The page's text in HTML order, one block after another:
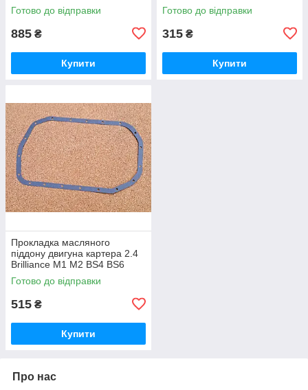
Готово до відправки
885 ₴
Купити
Готово до відправки
315 ₴
Купити
Прокладка масляного
піддону двигуна картера 2.4
Brilliance M1 M2 BS4 BS6
Брілліанс Бриллианс М1 М2
Готово до відправки
515 ₴
Купити
Про нас